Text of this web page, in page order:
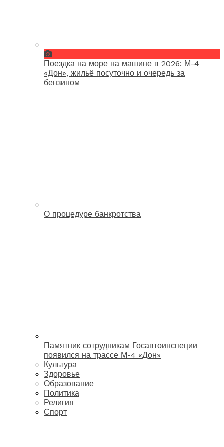
Поездка на море на машине в 2026: М-4
«Дон», жильё посуточно и очередь за
бензином
О процедуре банкротства
Памятник сотрудникам Госавтоинспеции
появился на трассе М-4 «Дон»
Культура
Здоровье
Образование
Политика
Религия
Спорт